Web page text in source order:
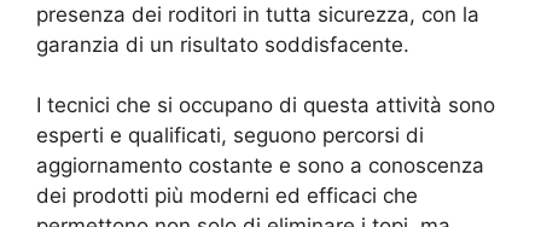
presenza dei roditori in tutta sicurezza, con la
garanzia di un risultato soddisfacente.
I tecnici che si occupano di questa attività sono
esperti e qualificati, seguono percorsi di
aggiornamento costante e sono a conoscenza
dei prodotti più moderni ed efficaci che